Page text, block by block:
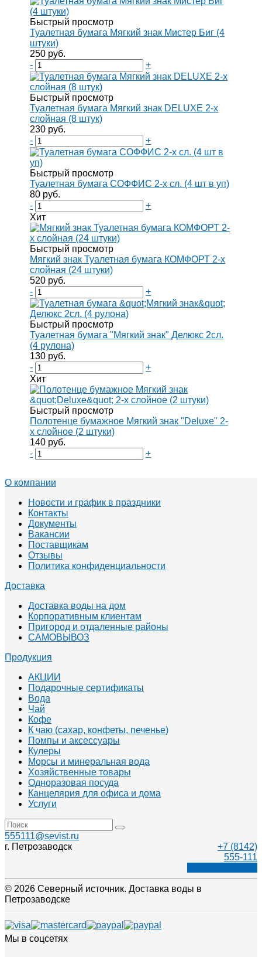
Быстрый просмотр
Туалетная бумага Мягкий знак Мистер Биг (4
штуки)
250 руб.
-
+
Быстрый просмотр
Туалетная бумага Мягкий знак DELUXE 2-х
слойная (8 штук)
230 руб.
-
+
Быстрый просмотр
Туалетная бумага СОФФИС 2-х сл. (4 шт в уп)
80 руб.
-
+
Хит
Быстрый просмотр
Мягкий знак Туалетная бумага КОМФОРТ 2-х
слойная (24 штуки)
520 руб.
-
+
Быстрый просмотр
Туалетная бумага "Мягкий знак" Делюкс 2сл.
(4 рулона)
130 руб.
-
+
Хит
Быстрый просмотр
Полотенце бумажное Мягкий знак "Deluxe" 2-
х слойное (2 штуки)
140 руб.
-
+
О компании
Новости и график в праздники
Контакты
Документы
Вакансии
Поставщикам
Отзывы
Политика конфиденциальности
Доставка
Доставка воды на дом
Корпоративным клиентам
Пригород и отдаленные районы
САМОВЫВОЗ
Продукция
АКЦИИ
Подарочные сертификаты
Вода
Чай
Кофе
К чаю (сахар, конфеты, печенье)
Помпы и аксессуары
Кулеры
Морсы и минеральная вода
Хозяйственные товары
Одноразовая посуда
Канцелярия для офиса и дома
Услуги
555111@sevist.ru
г. Петрозаводск
+7 (8142)
555-111
© 2026 Северный источник. Доставка воды в
Петрозаводске
Мы в соцсетях